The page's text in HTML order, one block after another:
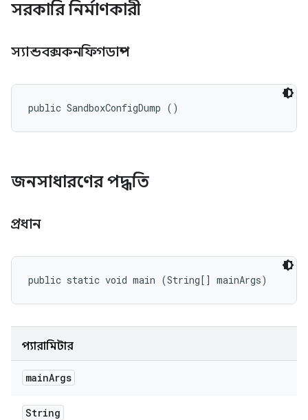
সরকারি নির্মাণকারী
স্যান্ডবক্সকনফিগডাম্প
public SandboxConfigDump ()
জনসাধারণের পদ্ধতি
প্রধান
public static void main (String[] mainArgs)
প্যারামিটার
mainArgs
String